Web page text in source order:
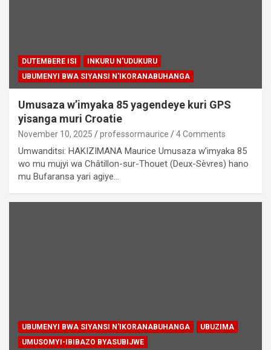
DUTEMBERE ISI
INKURU N'UDUKURU
UBUMENYI BWA SIYANSI N'IKORANABUHANGA
Umusaza w’imyaka 85 yagendeye kuri GPS
yisanga muri Croatie
November 10, 2025 professormaurice 4 Comments
Umwanditsi: HAKIZIMANA Maurice Umusaza w’imyaka 85
wo mu mujyi wa Châtillon-sur-Thouet (Deux-Sèvres) hano
mu Bufaransa yari agiye…
UBUMENYI BWA SIYANSI N'IKORANABUHANGA
UBUZIMA
UMUSOMYI-IBIBAZO BYASUBIJWE